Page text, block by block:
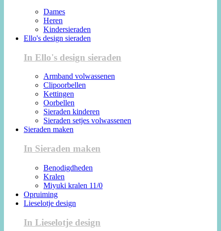
Dames
Heren
Kindersieraden
Ello's design sieraden
In Ello's design sieraden
Armband volwassenen
Clipoorbellen
Kettingen
Oorbellen
Sieraden kinderen
Sieraden setjes volwassenen
Sieraden maken
In Sieraden maken
Benodigdheden
Kralen
Miyuki kralen 11/0
Opruiming
Lieselotje design
In Lieselotje design